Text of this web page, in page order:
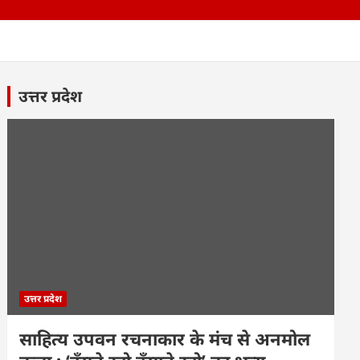
उत्तर प्रदेश
उत्तर प्रदेश
साहित्य उपवन रचनाकार के मंच से अनमोल